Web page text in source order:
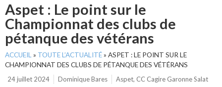
Aspet : Le point sur le
Championnat des clubs de
pétanque des vétérans
ACCUEIL » TOUTE L’ACTUALITÉ» ASPET : LE POINT SUR LE
CHAMPIONNAT DES CLUBS DE PÉTANQUE DES VÉTÉRANS
24 juillet 2024
Dominique Bares Aspet, CC Cagire Garonne Salat